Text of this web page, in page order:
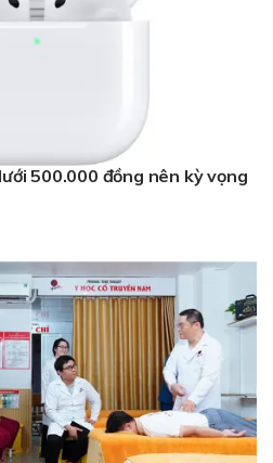
500.000 đồng nên kỳ vọng